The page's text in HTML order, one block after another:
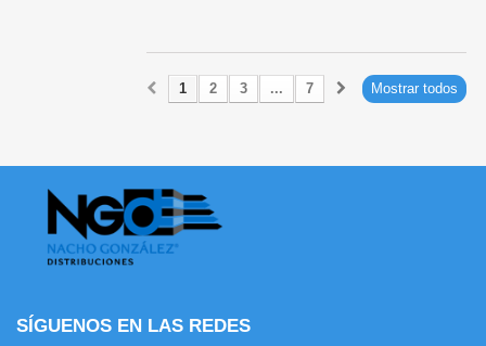
Mostrar todos
1 2 3 ... 7
SÍGUENOS EN LAS REDES